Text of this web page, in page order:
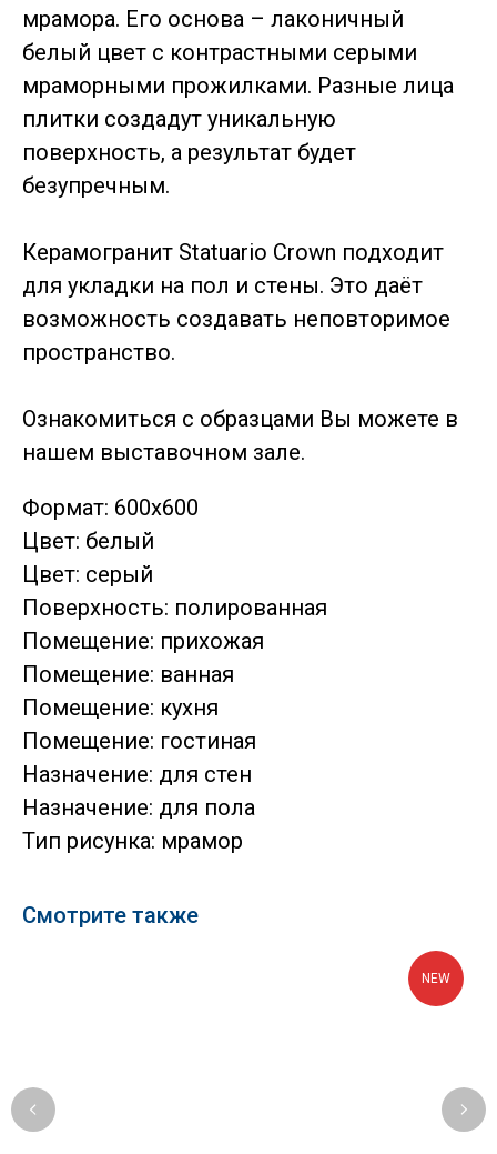
мрамора. Его основа – лаконичный
белый цвет с контрастными серыми
мраморными прожилками. Разные лица
плитки создадут уникальную
поверхность, а результат будет
безупречным.
Керамогранит Statuario Crown подходит
для укладки на пол и стены. Это даёт
возможность создавать неповторимое
пространство.
Ознакомиться с образцами Вы можете в
нашем выставочном зале.
Формат: 600x600
Цвет: белый
Цвет: серый
Поверхность: полированная
Помещение: прихожая
Помещение: ванная
Помещение: кухня
Помещение: гостиная
Назначение: для стен
Назначение: для пола
Тип рисунка: мрамор
Смотрите также
NEW